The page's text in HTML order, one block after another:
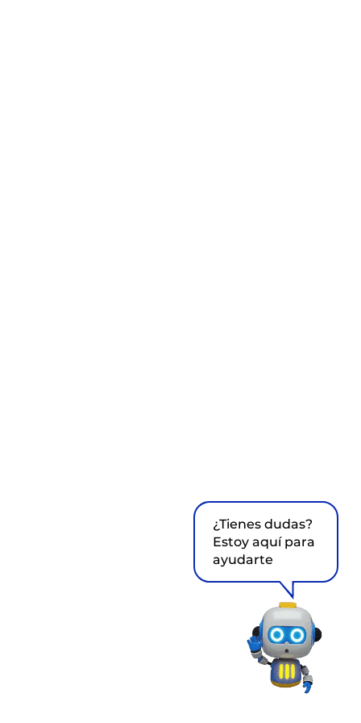
¿Tienes dudas?
Estoy aquí para
ayudarte